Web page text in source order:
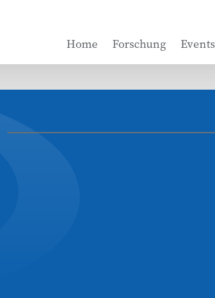
Home Forschung Events